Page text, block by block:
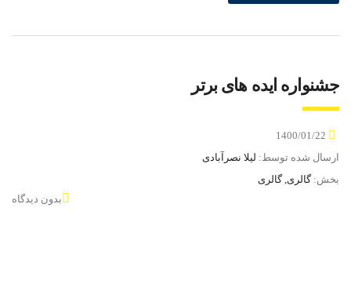
جشنواره ایده های برتر
ارسال شده توسط: لیلا نصرآبادی
بخش:گالری, گالری
بدون دیدگاه